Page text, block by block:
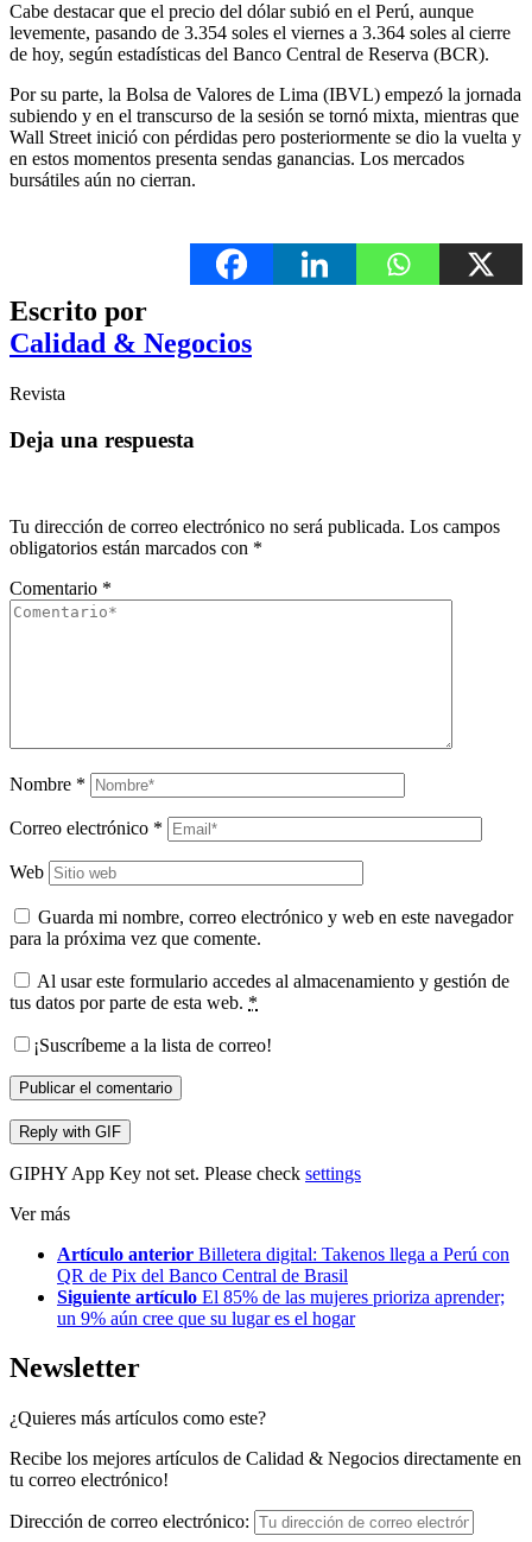
Cabe destacar que el precio del dólar subió en el Perú, aunque
levemente, pasando de 3.354 soles el viernes a 3.364 soles al cierre
de hoy, según estadísticas del Banco Central de Reserva (BCR).
Por su parte, la Bolsa de Valores de Lima (IBVL) empezó la jornada
subiendo y en el transcurso de la sesión se tornó mixta, mientras que
Wall Street inició con pérdidas pero posteriormente se dio la vuelta y
en estos momentos presenta sendas ganancias. Los mercados
bursátiles aún no cierran.
Escrito por
Calidad & Negocios
Revista
Deja una respuesta
Tu dirección de correo electrónico no será publicada. Los campos
obligatorios están marcados con *
Comentario *
Nombre *
Correo electrónico *
Web
Guarda mi nombre, correo electrónico y web en este navegador
para la próxima vez que comente.
Al usar este formulario accedes al almacenamiento y gestión de
tus datos por parte de esta web. *
¡Suscríbeme a la lista de correo!
Publicar el comentario
Reply with GIF
GIPHY App Key not set. Please check settings
Ver más
Artículo anterior Billetera digital: Takenos llega a Perú con
QR de Pix del Banco Central de Brasil
Siguiente artículo El 85% de las mujeres prioriza aprender;
un 9% aún cree que su lugar es el hogar
Newsletter
¿Quieres más artículos como este?
Recibe los mejores artículos de Calidad & Negocios directamente en
tu correo electrónico!
Dirección de correo electrónico: